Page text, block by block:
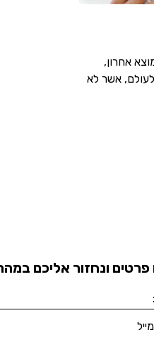
אחרון,
לעולם, אשר לא
ונחזור אליכם